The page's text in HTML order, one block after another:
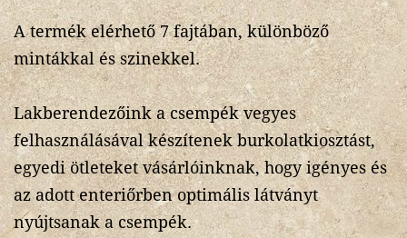
A termék elérhető 7 fajtában, különböző
mintákkal és szinekkel.
Lakberendezőink a csempék vegyes
felhasználásával készítenek burkolatkiosztást,
egyedi ötleteket vásárlóinknak, hogy igényes és
az adott enteriőrben optimális látványt
nyújtsanak a csempék.